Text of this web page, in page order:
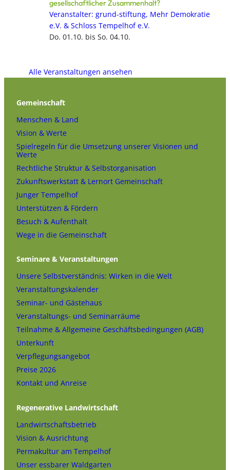
gesellschaftlicher Zusammenhalt?
Veranstalter: grund-stiftung, Mehr Demokratie
e.V. & Schloss Tempelhof e.V.
Do. 01.10. bis So. 04.10.
Alle Veranstaltungen ansehen
Gemeinschaft
Menschen & Land
Vision & Werte
Spielregeln für die Umsetzung unserer Visionen und
Werte
Rechtliche Struktur & Selbstorganisation
Zukunftswerkstatt & Lernort Gemeinschaft
Junger Tempelhof
Unterstützen & Fördern
Besuch & Aufenthalt
Wege in die Gemeinschaft
Seminare & Veranstaltungen
Unsere Selbstverständnis: Wirken in die Welt
Veranstaltungskalender
Seminar- und Gästehaus
Veranstaltungs- und Seminarräume
Teilnahme & Allgemeine Geschäftsbedingungen (AGB)
Unterkunft
Verpflegungsangebot
Preise 2026
Kontakt und Anreise
Regenerative Landwirtschaft
Landwirtschaftsbetrieb
Vision & Ausrichtung
Permakultur am Tempelhof
Unser essbarer Waldgarten